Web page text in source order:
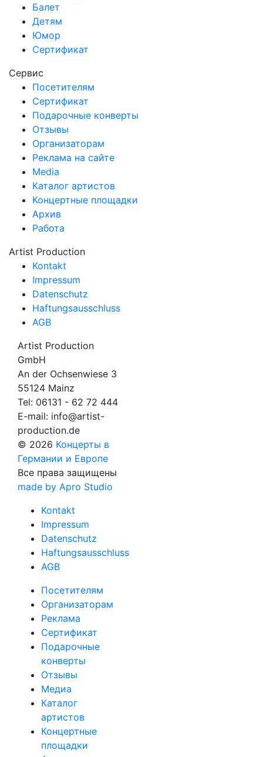
Балет
Детям
Юмор
Сертификат
Сервис
Посетителям
Сертификат
Подарочные конверты
Отзывы
Организаторам
Реклама на сайте
Media
Каталог артистов
Концертные площадки
Архив
Работа
Artist Production
Kontakt
Impressum
Datenschutz
Haftungsausschluss
AGB
Artist Production
GmbH
An der Ochsenwiese 3
55124 Mainz
Tel: 06131 - 62 72 444
E-mail: info@artist-
production.de
© 2026 Концерты в
Германии и Европе
Все права защищены
made by Apro Studio
Kontakt
Impressum
Datenschutz
Haftungsausschluss
AGB
Посетителям
Организаторам
Реклама
Сертификат
Подарочные
конверты
Отзывы
Медиа
Каталог
артистов
Концертные
площадки